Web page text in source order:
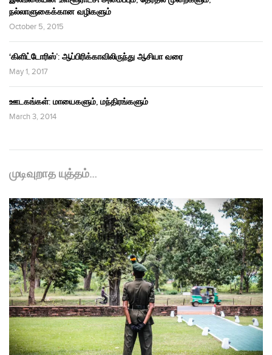
நல்லாளுகைக்கான வழிகளும்
October 5, 2015
‘கிளிட்டோரிஸ்’: ஆப்பிரிக்காவிலிருந்து ஆசியா வரை
May 1, 2017
ஊடகங்கள்: மாயைகளும், மந்திரங்களும்
March 3, 2014
முடிவுறாத யுத்தம்…